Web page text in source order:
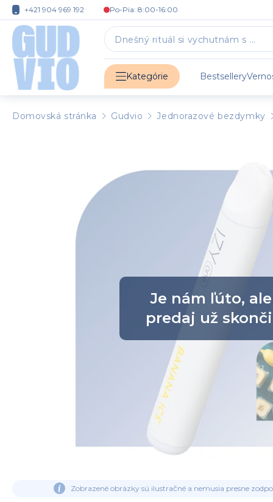
+421 904 969 192 Po-Pia: 8:00-16:00
Kategórie Bestsellery
Domovská stránka Gudvio Jednorazové bezdymky
Je nám ľúto, ale
predaj už
Zobrazené obrázky sú ilustračné a nemusia presne